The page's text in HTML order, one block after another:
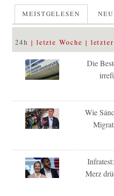
MEISTGELESEN NEU
24h letzte Woche
Die
Wie
Merz